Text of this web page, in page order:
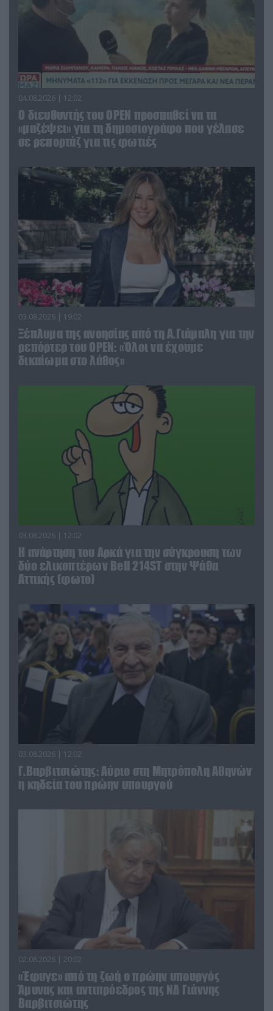
04.08.2026 | 12:02
O διευθυντής του OPEN προσπαθεί να τα
«μαζέψει» για τη δημοσιογράφο που γέλασε
σε ρεπορτάζ για τις φωτιές
03.08.2026 | 19:02
Ξέπλυμα της ανοησίας από τη Α.Γιάμαλη για την
ρεπόρτερ του ΟΡΕΝ: «Όλοι να έχουμε
δικαίωμα στο λάθος»
03.08.2026 | 12:02
Η ανάρτηση του Αρκά για την σύγκρουση των
δύο ελικοπτέρων Bell 214ST στην Ψάθα
Αττικής (φωτο)
03.08.2026 | 12:02
Γ.Βαρβιτσιώτης: Aύριο στη Μητρόπολη Αθηνών
η κηδεία του πρώην υπουργού
02.08.2026 | 20:02
«Έφυγε» από τη ζωή ο πρώην υπουργός
Άμυνας και αντιπρόεδρος της ΝΔ Γιάννης
Βαρβιτσιώτης